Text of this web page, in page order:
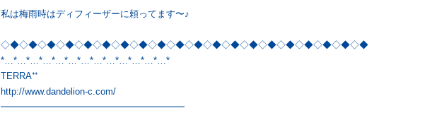
私は梅雨時はディフィーザーに頼ってます〜♪
◇◆◇◆◇◆◇◆◇◆◇◆◇◆◇◆◇◆◇◆◇◆◇◆◇◆◇◆◇◆◇◆◇◆◇◆◇◆◇◆
*…*…*…*…*…*…*…*…*…*…*…*…*…*
TERRA⁺⁺
http://www.dandelion-c.com/
━━━━━━━━━━━━━━━━━━━━